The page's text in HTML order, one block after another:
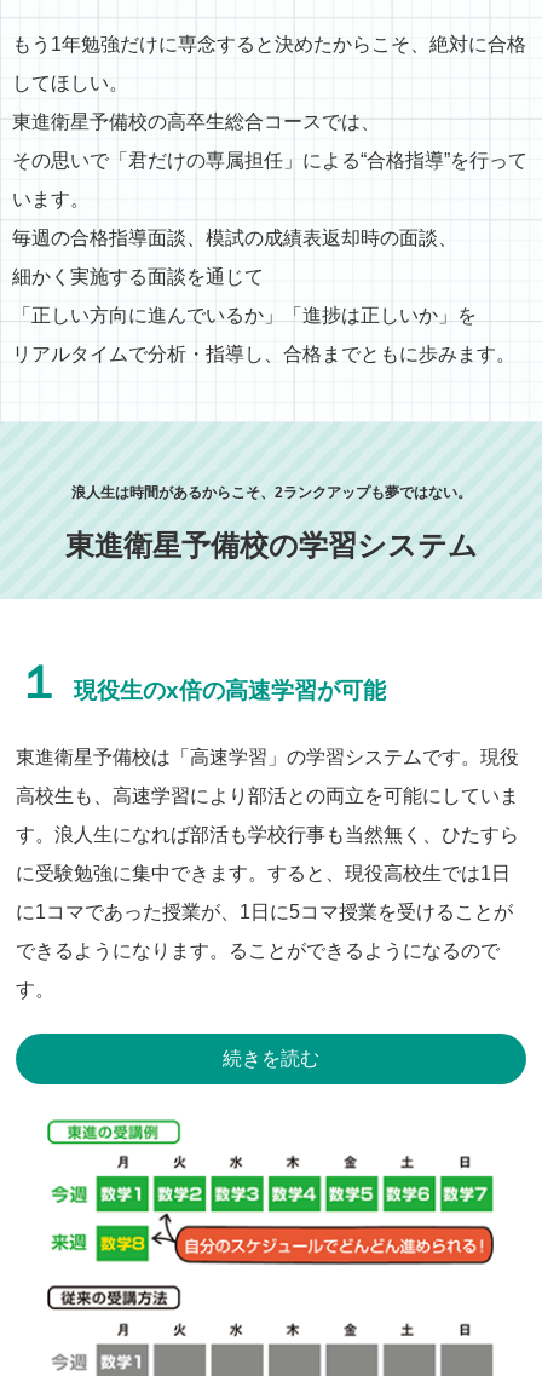
もう1年勉強だけに専念すると決めたからこそ、絶対に合格
してほしい。
東進衛星予備校の高卒生総合コースでは、
その思いで「君だけの専属担任」による“合格指導”を行って
います。
毎週の合格指導面談、模試の成績表返却時の面談、
細かく実施する面談を通じて
「正しい方向に進んでいるか」「進捗は正しいか」を
リアルタイムで分析・指導し、合格までともに歩みます。
浪人生は時間があるからこそ、2ランクアップも夢ではない。
東進衛星予備校の学習システム
１ 現役生のx倍の高速学習が可能
東進衛星予備校は「高速学習」の学習システムです。現役
高校生も、高速学習により部活との両立を可能にしていま
す。浪人生になれば部活も学校行事も当然無く、ひたすら
に受験勉強に集中できます。すると、現役高校生では1日
に1コマであった授業が、1日に5コマ授業を受けることが
できるようになります。ることができるようになるので
す。
続きを読む